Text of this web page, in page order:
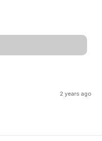
2 years ago